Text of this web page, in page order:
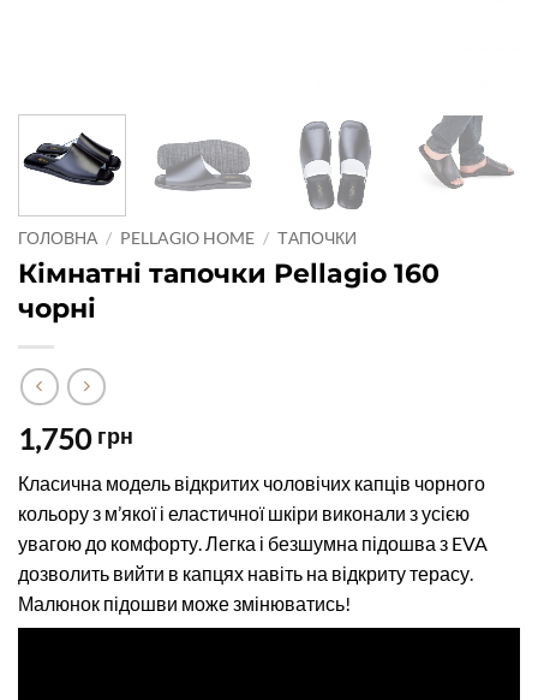
ГОЛОВНА / PELLAGIO HOME / ТАПОЧКИ
Кімнатні тапочки Pellagio 160
чорні
1,750 грн
Класична модель відкритих чоловічих капців чорного
кольору з м’якої і еластичної шкіри виконали з усією
увагою до комфорту. Легка і безшумна підошва з EVA
дозволить вийти в капцях навіть на відкриту терасу.
Малюнок підошви може змінюватись!